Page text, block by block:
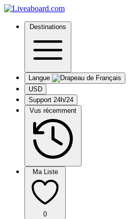
Destinations
Langue
USD
Support 24h/24
Vus récemment
Ma Liste
0